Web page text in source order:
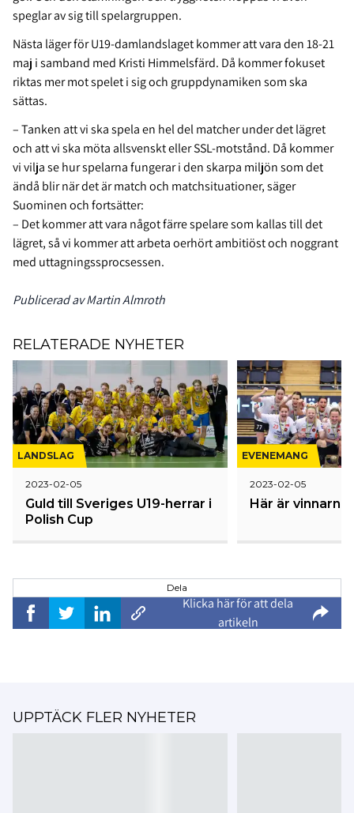
speglar av sig till spelargruppen.
Nästa läger för U19-damlandslaget kommer att vara den 18-21
maj i samband med Kristi Himmelsfärd. Då kommer fokuset
riktas mer mot spelet i sig och gruppdynamiken som ska
sättas.
– Tanken att vi ska spela en hel del matcher under det lägret
och att vi ska möta allsvenskt eller SSL-motstånd. Då kommer
vi vilja se hur spelarna fungerar i den skarpa miljön som det
ändå blir när det är match och matchsituationer, säger
Suominen och fortsätter:
– Det kommer att vara något färre spelare som kallas till det
lägret, så vi kommer att arbeta oerhört ambitiöst och noggrant
med uttagningssprocsessen.
Publicerad av Martin Almroth
RELATERADE NYHETER
LANDSLAG
2023-02-05
Guld till Sveriges U19-herrar i
Polish Cup
EVENEMANG
2023-02-05
Här är vinnarna
Dela
Klicka här för att dela
artikeln
UPPTÄCK FLER NYHETER